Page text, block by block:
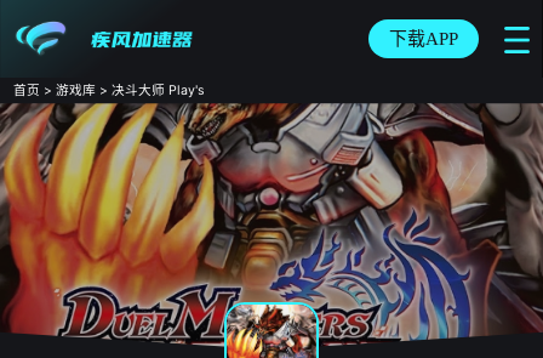
下载APP
首页 >游戏库 >决斗大师 Play's